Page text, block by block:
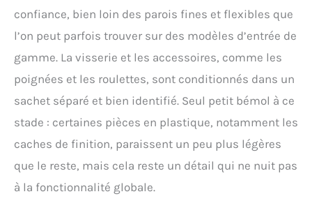
confiance, bien loin des parois fines et flexibles que
l’on peut parfois trouver sur des modèles d’entrée de
gamme. La visserie et les accessoires, comme les
poignées et les roulettes, sont conditionnés dans un
sachet séparé et bien identifié. Seul petit bémol à ce
stade : certaines pièces en plastique, notamment les
caches de finition, paraissent un peu plus légères
que le reste, mais cela reste un détail qui ne nuit pas
à la fonctionnalité globale.